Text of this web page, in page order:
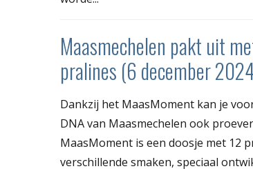
Maasmechelen pakt uit
pralines (6 december
Dankzij het MaasMoment kan je
DNA van Maasmechelen ook
MaasMoment is een doosje met 12
verschillende smaken, speciaal